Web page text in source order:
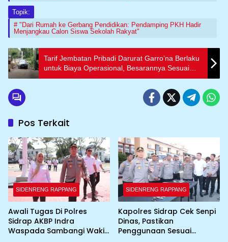
Topik:
"Dari Rumah ke Gerbang Pendidikan: Pendamping PKH Hadir
Menjangkau Calon Siswa Sekolah Rakyat"
Tarif Jembatan Pribadi Darurat Garro’na Berlaku
untuk Biaya Operasional, Besarannya Sesuai
Jenis Kendaraan
Pos Terkait
SIDENRENG RAPPANG
Awali Tugas Di Polres
Sidrap AKBP Indra
Waspada Sambangi Wakil
SIDENRENG RAPPANG
Kapolres Sidrap Cek Senpi
Dinas, Pastikan
Penggunaan Sesuai